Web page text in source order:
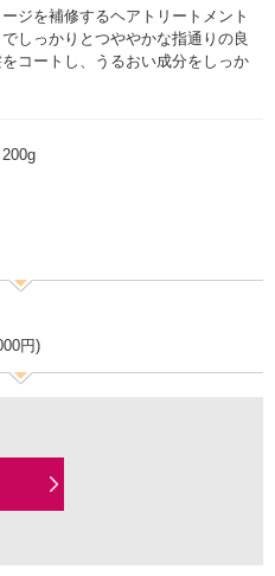
ジを補修するヘアトリートメント
しっかりとつややかな指通りの良
コートし、うるおい成分をしっか
円)